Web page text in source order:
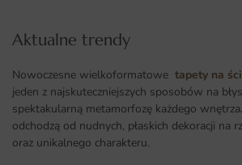
Aktualne trendy​
Nowoczesne wielkoformatowe tapety na
jeden z najskuteczniejszych sposobów na
spektakularną metamorfozę każdego wnętrza.
odchodzą od nudnych, płaskich dekoracji na
oraz unikalnego charakteru.